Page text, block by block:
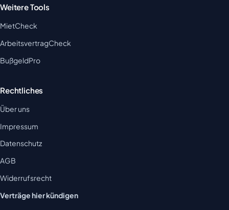
Weitere Tools
MietCheck
ArbeitsvertragCheck
BußgeldPro
Rechtliches
Über uns
Impressum
Datenschutz
AGB
Widerrufsrecht
Verträge hier kündigen